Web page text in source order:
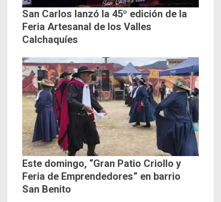
San Carlos lanzó la 45º edición de la
Feria Artesanal de los Valles
Calchaquíes
Este domingo, “Gran Patio Criollo y
Feria de Emprendedores” en barrio
San Benito